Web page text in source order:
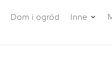
Dom i ogród Inne